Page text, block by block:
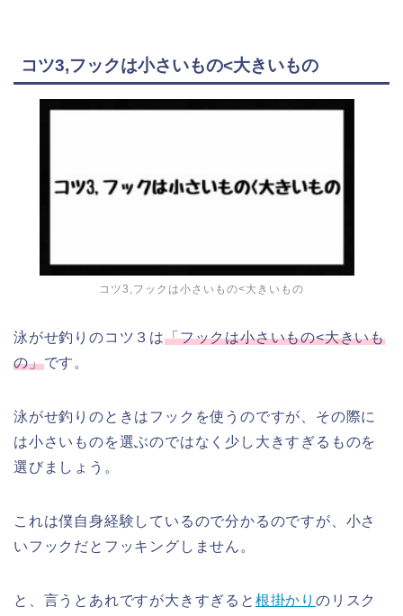
コツ3,フックは小さいもの<大きいもの
コツ3,フックは小さいもの<大きいもの
泳がせ釣りのコツ３は「フックは小さいもの<大きいも
の」です。
泳がせ釣りのときはフックを使うのですが、その際に
は小さいものを選ぶのではなく少し大きすぎるものを
選びましょう。
これは僕自身経験しているので分かるのですが、小さ
いフックだとフッキングしません。
と、言うとあれですが大きすぎると 根掛かりのリスク